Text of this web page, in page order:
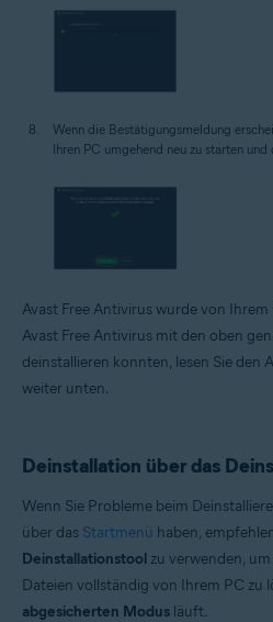
Wenn die Bestätigungsmeldung
Ihren PC umgehend neu zu starten
Avast Free Antivirus wurde von
Avast Free Antivirus mit den oben
deinstallieren konnten, lesen Sie den
weiter unten.
Deinstallation über das
Wenn Sie Probleme beim
über das Startmenü haben,
Deinstallationstool zu verwenden,
Dateien vollständig von Ihrem PC zu
abgesicherten Modus läuft.